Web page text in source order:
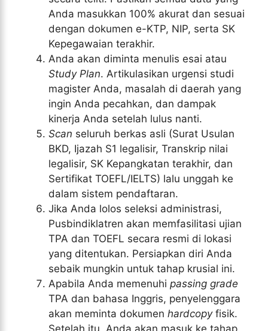
Anda masukkan 100% akurat dan sesuai
dengan dokumen e-KTP, NIP, serta SK
Kepegawaian terakhir.
Anda akan diminta menulis esai atau
Study Plan. Artikulasikan urgensi studi
magister Anda, masalah di daerah yang
ingin Anda pecahkan, dan dampak
kinerja Anda setelah lulus nanti.
Scan seluruh berkas asli (Surat Usulan
BKD, Ijazah S1 legalisir, Transkrip nilai
legalisir, SK Kepangkatan terakhir, dan
Sertifikat TOEFL/IELTS) lalu unggah ke
dalam sistem pendaftaran.
Jika Anda lolos seleksi administrasi,
Pusbindiklatren akan memfasilitasi ujian
TPA dan TOEFL secara resmi di lokasi
yang ditentukan. Persiapkan diri Anda
sebaik mungkin untuk tahap krusial ini.
Apabila Anda memenuhi passing grade
TPA dan bahasa Inggris, penyelenggara
akan meminta dokumen hardcopyfisik.